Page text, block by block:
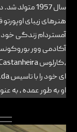
آمستردام زندگی خود
او به طور عمده ، به